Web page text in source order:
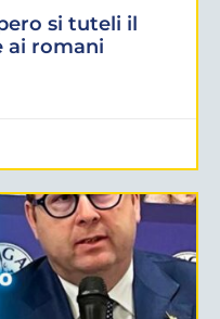
si tuteli il
ai romani